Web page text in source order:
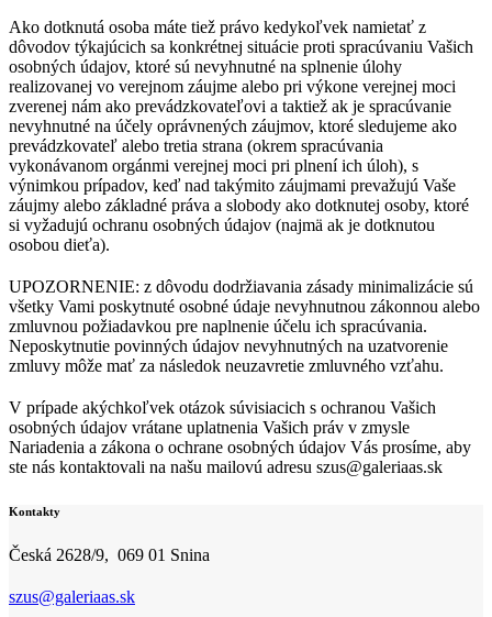
Ako dotknutá osoba máte tiež právo kedykoľvek namietať z
dôvodov týkajúcich sa konkrétnej situácie proti spracúvaniu Vašich
osobných údajov, ktoré sú nevyhnutné na splnenie úlohy
realizovanej vo verejnom záujme alebo pri výkone verejnej moci
zverenej nám ako prevádzkovateľovi a taktiež ak je spracúvanie
nevyhnutné na účely oprávnených záujmov, ktoré sledujeme ako
prevádzkovateľ alebo tretia strana (okrem spracúvania
vykonávanom orgánmi verejnej moci pri plnení ich úloh), s
výnimkou prípadov, keď nad takýmito záujmami prevažujú Vaše
záujmy alebo základné práva a slobody ako dotknutej osoby, ktoré
si vyžadujú ochranu osobných údajov (najmä ak je dotknutou
osobou dieťa).
UPOZORNENIE: z dôvodu dodržiavania zásady minimalizácie sú
všetky Vami poskytnuté osobné údaje nevyhnutnou zákonnou alebo
zmluvnou požiadavkou pre naplnenie účelu ich spracúvania.
Neposkytnutie povinných údajov nevyhnutných na uzatvorenie
zmluvy môže mať za následok neuzavretie zmluvného vzťahu.
V prípade akýchkoľvek otázok súvisiacich s ochranou Vašich
osobných údajov vrátane uplatnenia Vašich práv v zmysle
Nariadenia a zákona o ochrane osobných údajov Vás prosíme, aby
ste nás kontaktovali na našu mailovú adresu szus@galeriaas.sk
Kontakty
Česká 2628/9, 069 01 Snina
szus@galeriaas.sk